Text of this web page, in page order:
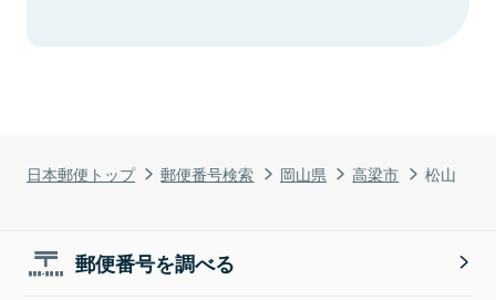
日本郵便トップ 郵便番号検索 岡山県 高梁市 松山
郵便番号を調べる